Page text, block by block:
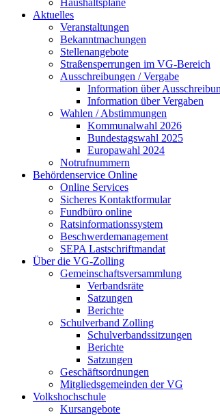
Haushaltspläne
Aktuelles
Veranstaltungen
Bekanntmachungen
Stellenangebote
Straßensperrungen im VG-Bereich
Ausschreibungen / Vergabe
Information über
Information über Vergaben
Wahlen / Abstimmungen
Kommunalwahl 2026
Bundestagswahl 2025
Europawahl 2024
Notrufnummern
Behördenservice Online
Online Services
Sicheres Kontaktformular
Fundbüro online
Ratsinformationssystem
Beschwerdemanagement
SEPA Lastschriftmandat
Über die VG-Zolling
Gemeinschaftsversammlung
Verbandsräte
Satzungen
Berichte
Schulverband Zolling
Schulverbandssitzungen
Berichte
Satzungen
Geschäftsordnungen
Mitgliedsgemeinden der VG
Volkshochschule
Kursangebote